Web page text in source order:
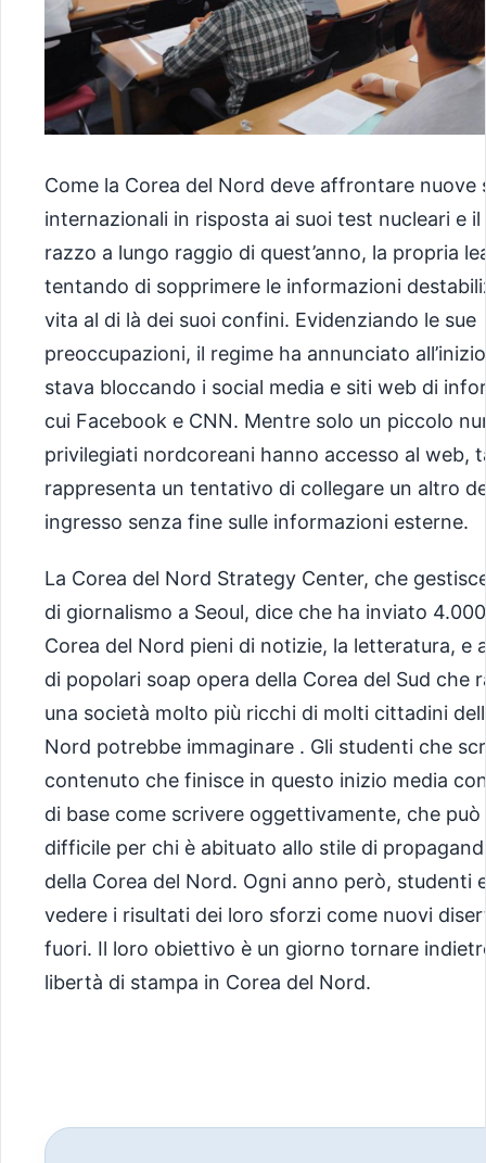
Come la Corea del Nord deve affrontare nuove
internazionali in risposta ai suoi test nucleari e il
razzo a lungo raggio di quest’anno, la propria
tentando di sopprimere le informazioni
vita al di là dei suoi confini. Evidenziando le sue
preoccupazioni, il regime ha annunciato
stava bloccando i social media e siti web di
cui Facebook e CNN. Mentre solo un piccolo
privilegiati nordcoreani hanno accesso al web,
rappresenta un tentativo di collegare un altro
ingresso senza fine sulle informazioni esterne.
La Corea del Nord Strategy Center, che
di giornalismo a Seoul, dice che ha inviato
Corea del Nord pieni di notizie, la letteratura, e
di popolari soap opera della Corea del Sud che
una società molto più ricchi di molti cittadini
Nord potrebbe immaginare . Gli studenti che
contenuto che finisce in questo inizio media
di base come scrivere oggettivamente, che può
difficile per chi è abituato allo stile di
della Corea del Nord. Ogni anno però, studenti
vedere i risultati dei loro sforzi come nuovi
fuori. Il loro obiettivo è un giorno tornare
libertà di stampa in Corea del Nord.